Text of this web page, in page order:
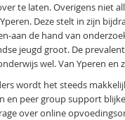
te laten. Overigens niet
Deze stelt in zijn
aan de hand van
jeugd groot. De
wel. Van Yperen
wordt het steeds
en peer group support
over online